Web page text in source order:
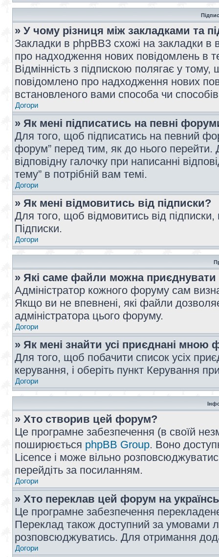
» У чому різниця між закладками та
Закладки в phpBB3 схожі на закладки
про надходження нових повідомлень в
Відмінність з підпискою полягає у
повідомлено про надходження нових
встановленого вами способа чи
Догори
» Як мені підписатись на певні
Для того, щоб підписатись на певний
форум” перед тим, як до нього перейти.
відповідну галочку при написанні
тему” в потрібній вам темі.
Догори
» Як мені відмовитись від підписки?
Для того, щоб відмовитись від
Підписки.
Догори
» Які саме файли можна
Адміністратор кожного форуму сам
Якщо ви не впевнені, які файли
адміністратора цього форуму.
Догори
» Як мені знайти усі приєднані мною
Для того, щоб побачити список усіх
керування, і оберіть пункт Керування
Догори
» Хто створив цей форум?
Це програмне забезпечення (в своїй
поширюється phpBB Group. Воно
Licence і може вільно
перейдіть за посиланням.
Догори
» Хто переклав цей форум на
Це програмне забезпечення
Переклад також доступний за умовами
розповсюджуватись. Для отримання
Догори